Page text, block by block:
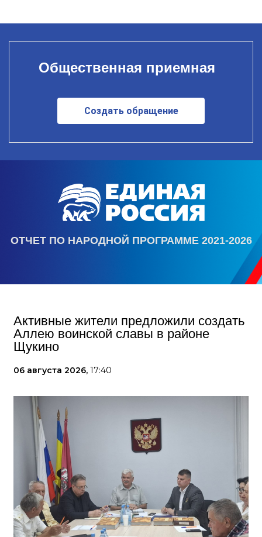
Общественная приемная
Создать обращение
ОТЧЕТ ПО НАРОДНОЙ ПРОГРАММЕ 2021-2026
Активные жители предложили создать
Аллею воинской славы в районе
Щукино
06 августа 2026, 17:40